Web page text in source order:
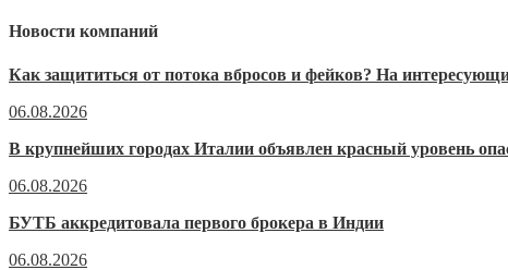
Новости компаний
Как защититься от потока вбросов и фейков? На
06.08.2026
В крупнейших городах Италии объявлен красный уровень
06.08.2026
БУТБ аккредитовала первого брокера в Индии
06.08.2026